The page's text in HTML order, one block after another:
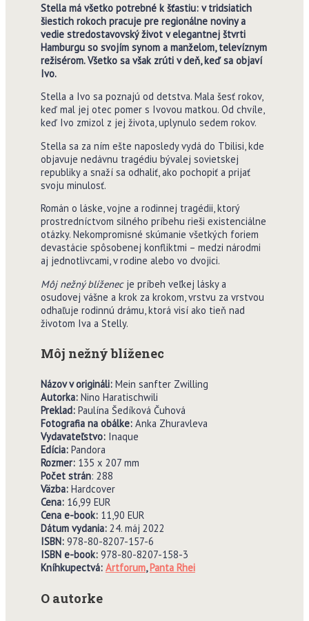
Stella má všetko potrebné k šťastiu: v tridsiatich
šiestich rokoch pracuje pre regionálne noviny a
vedie stredostavovský život v elegantnej štvrti
Hamburgu so svojím synom a manželom, televíznym
režisérom. Všetko sa však zrúti v deň, keď sa objaví
Ivo.
Stella a Ivo sa poznajú od detstva. Mala šesť rokov,
keď mal jej otec pomer s Ivovou matkou. Od chvíle,
keď Ivo zmizol z jej života, uplynulo sedem rokov.
Stella sa za ním ešte naposledy vydá do Tbilisi, kde
objavuje nedávnu tragédiu bývalej sovietskej
republiky a snaží sa odhaliť, ako pochopiť a prijať
svoju minulosť.
Román o láske, vojne a rodinnej tragédii, ktorý
prostredníctvom silného príbehu rieši existenciálne
otázky. Nekompromisné skúmanie všetkých foriem
devastácie spôsobenej konfliktmi – medzi národmi
aj jednotlivcami, v rodine alebo vo dvojici.
Môj nežný blíženecje príbeh veľkej lásky a
osudovej vášne a krok za krokom, vrstvu za vrstvou
odhaľuje rodinnú drámu, ktorá visí ako tieň nad
životom Iva a Stelly.
Môj nežný blíženec
Názov v origináli: Mein sanfter Zwilling
Autorka: Nino Haratischwili
Preklad: Paulína Šedíková Čuhová
Fotografia na obálke: Anka Zhuravleva
Vydavateľstvo:Inaque
Edícia: Pandora
Rozmer:135 x 207 mm
Počet strán: 288
Väzba:Hardcover
Cena: 16,99 EUR
Cena e-book: 11,90 EUR
Dátum vydania: 24. máj 2022
ISBN: 978-80-8207-157-6
ISBN e-book: 978-80-8207-158-3
Kníhkupectvá: Artforum,Panta Rhei
O autorke